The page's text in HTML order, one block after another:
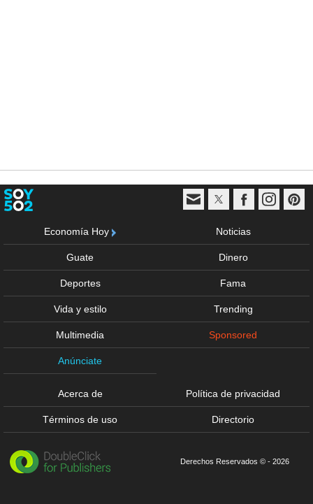
Economía Hoy Noticias
Guate Dinero
Deportes Fama
Vida y estilo Trending
Multimedia Sponsored
Anúnciate
Acerca de Política de privacidad
Términos de uso Directorio
Derechos Reservados © - 2026